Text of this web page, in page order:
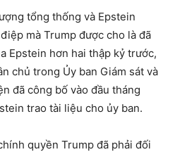
tổng thống và Epstein
mà Trump được cho là đã
Epstein hơn hai thập kỷ trước,
chủ trong Ủy ban Giám sát và
đã công bố vào đầu tháng
trao tài liệu cho ủy ban.
quyền Trump đã phải đối